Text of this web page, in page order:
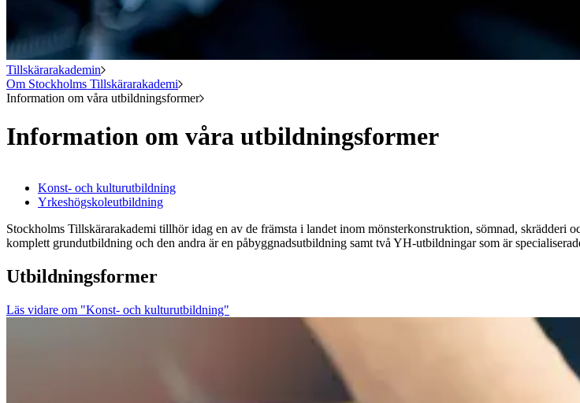
Tillskärarakademin
Om Stockholms Tillskärarakademi
Information om våra utbildningsformer
Information om våra utbildningsformer
Konst- och kulturutbildning
Yrkeshögskoleutbildning
Stockholms Tillskärarakademi tillhör idag en av de främsta i landet inom mönsterkonstruktion, sömnad,
komplett grundutbildning och den andra är en påbyggnadsutbildning samt två YH-utbildningar som är
Utbildningsformer
Läs vidare om "Konst- och kulturutbildning"